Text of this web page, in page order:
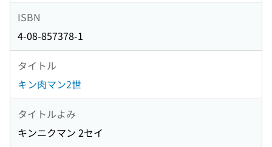
ISBN
4-08-857378-1
タイトル
キン肉マン2世
タイトルよみ
キンニクマン 2セイ